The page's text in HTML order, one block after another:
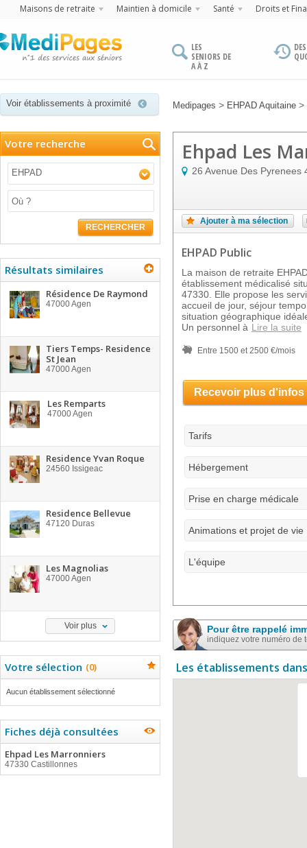
Maisons de retraite Maintien à domicile Santé Droits et
LES
SENIORS DE
A À Z
Voir établissements à proximité Medipages > EHPAD Aquitaine >
Votre recherche
EHPAD
RECHERCHER
Résultats similaires
Résidence De Raymond
47000Agen
Tiers Temps- Residence
St Jean
47000Agen
Les Remparts
47000Agen
Residence Yvan Roque
24560 Issigeac
Residence Bellevue
47120 Duras
Les Magnolias
47000Agen
Voir plus
Votre sélection (0)
Aucun établissement sélectionné
Fiches déjà consultées
Ehpad Les Marronniers
47330 Castillonnes
Ehpad Les
26 Avenue Des Pyrenees
Ajouter à ma sélection
EHPAD Public
La maison de retraite
établissement médicalisé
47330. Elle propose les
accueil de jour, séjour
situation géographique
Un personnel à Lire la suite
Entre 1500 et 2500 €/mois
Recevoir plus d'infos
Tarifs
Hébergement
Prise en charge médicale
Animations et projet de vie
L'équipe
Pour être rappelé
indiquez votre numéro de
Les établissements